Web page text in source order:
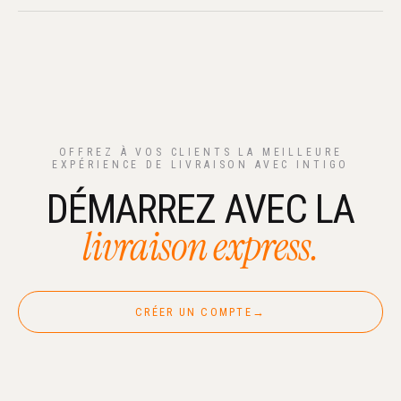
OFFREZ À VOS CLIENTS LA MEILLEURE
EXPÉRIENCE DE LIVRAISON AVEC INTIGO
DÉMARREZ AVEC LA
livraison express.
CRÉER UN COMPTE →